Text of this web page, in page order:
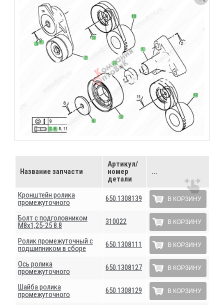
Название запчасти
Артикул/
номер
детали
...
Кронштейн ролика
промежуточного
650.1308139 В КОРЗИНУ
Болт с подголовником
М8х1,25-25 8.8
310022 В КОРЗИНУ
Ролик промежуточный с
подшипником в сборе
650.1308111 В КОРЗИНУ
Ось ролика
промежуточного
650.1308127 В КОРЗИНУ
Шайба ролика
промежуточного
650.1308129 В КОРЗИНУ